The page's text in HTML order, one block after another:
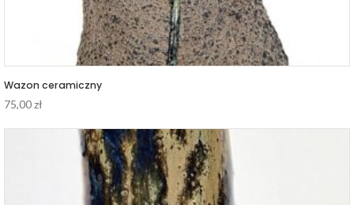
Wazon ceramiczny
75,00zł